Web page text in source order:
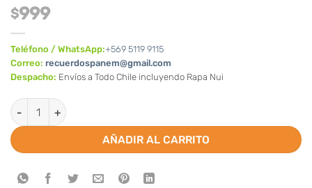
$999
Teléfono / WhatsApp:+569 5119 9115
Correo: recuerdospanem@gmail.com
Despacho: Envíos a Todo Chile incluyendo Rapa Nui
Partes de Matrimonio huasos, campesinos cantidad
AÑADIR AL CARRITO